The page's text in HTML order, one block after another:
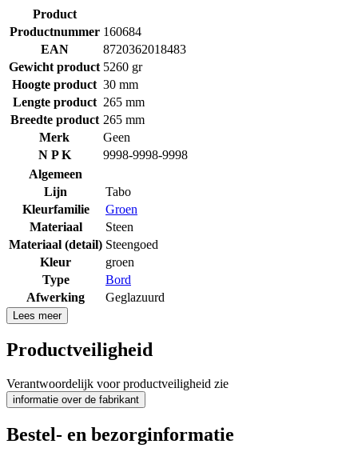
Product
Productnummer 160684
EAN
8720362018483
Gewicht product 5260 gr
Hoogte product 30 mm
Lengte product 265 mm
Breedte product 265 mm
Merk
Geen
N P K
9998-9998-9998
Algemeen
Lijn
Tabo
Kleurfamilie
Groen
Materiaal
Steen
Materiaal (detail) Steengoed
Kleur
groen
Type
Bord
Afwerking
Geglazuurd
Lees meer
Productveiligheid
Verantwoordelijk voor productveiligheid zie
informatie over de fabrikant
Bestel- en bezorginformatie